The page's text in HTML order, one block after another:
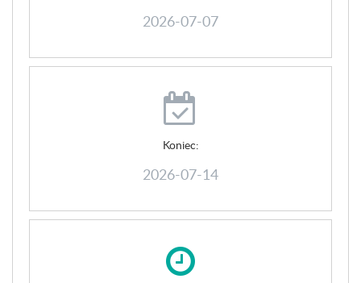
2026-07-07
Koniec:
2026-07-14